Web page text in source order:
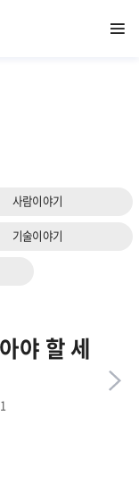
열기
사람이야기
기술이야기
야 할 세